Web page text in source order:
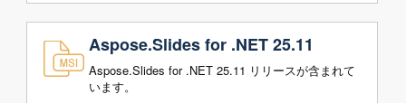
Aspose.Slides for .NET 25.11
Aspose.Slides for .NET 25.11 リリースが含まれて
います。